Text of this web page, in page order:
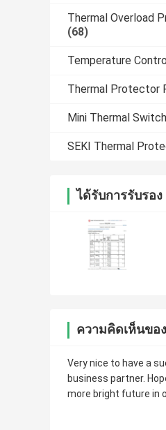
Thermal Overload
(68)
Temperature
Thermal Protector
Mini Thermal Switch
SEKI Thermal
ได้รับการรับรอง
ความคิดเห็นขอ
Very nice to have a
business partner.
more bright future in